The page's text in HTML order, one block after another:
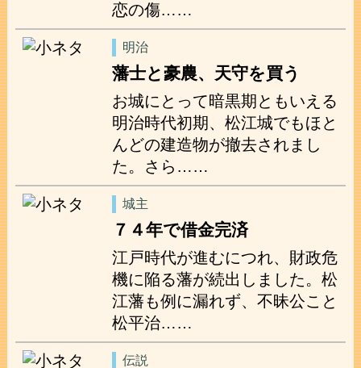
恋の傷……
明治
藩士と豪農、天守を買う
お城にとって暗黒期ともいえる
明治時代初期、松江城でもほと
んどの建造物が撤去されまし
た。さら……
城主
７４年で借金完済
江戸時代が進むにつれ、財政危
機に陥る藩が続出しました。松
江藩も例に漏れず、不昧公こと
松平治……
伝説